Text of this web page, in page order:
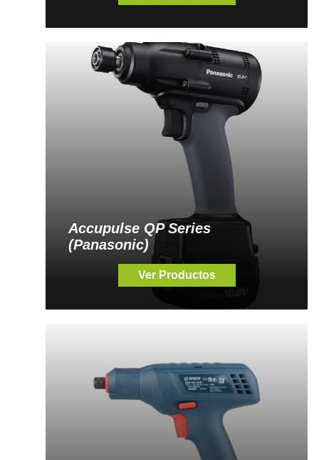
Accupulse QP Series
(Panasonic)
Ver Productos